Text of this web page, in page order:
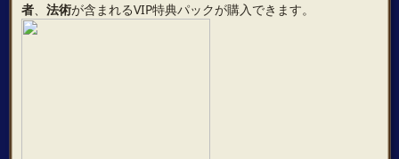
者、 法術が含まれるVIP特典パックが購入できます。